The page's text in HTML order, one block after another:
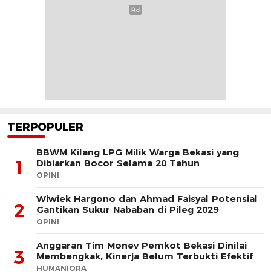
TERPOPULER
1
BBWM Kilang LPG Milik Warga Bekasi yang
Dibiarkan Bocor Selama 20 Tahun
OPINI
2
Wiwiek Hargono dan Ahmad Faisyal Potensial
Gantikan Sukur Nababan di Pileg 2029
OPINI
3
Anggaran Tim Monev Pemkot Bekasi Dinilai
Membengkak, Kinerja Belum Terbukti Efektif
HUMANIORA